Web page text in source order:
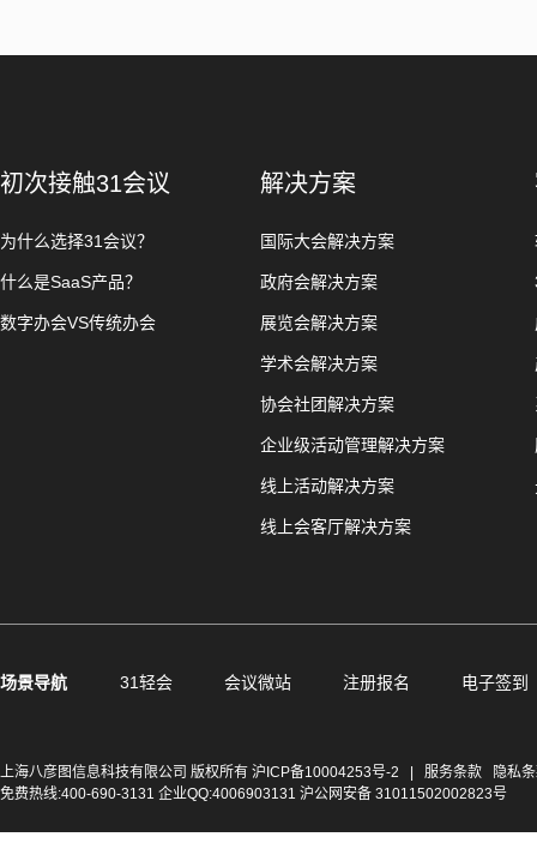
初次接触31会议
为什么选择31会议？
什么是SaaS产品？
数字办会VS传统办会
解决方案
国际大会解决方案
政府会解决方案
展览会解决方案
学术会解决方案
协会社团解决方案
企业级活动管理解决方案
线上活动解决方案
线上会客厅解决方案
场景导航 31轻会 会议微站 注册报名 电子签到
上海八彦图信息科技有限公司 版权所有 沪ICP备10004253号-2 服务条款
隐私
免费热线:400-690-3131 企业QQ:4006903131 沪公网安备 31011502002823号